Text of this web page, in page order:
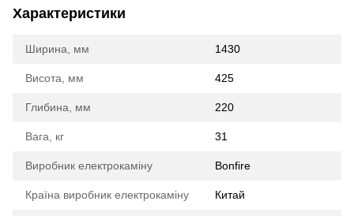
Характеристики
Ширина, мм 1430
Висота, мм 425
Глибина, мм 220
Вага, кг 31
Виробник електрокаміну Bonfire
Країна виробник електрокаміну Китай